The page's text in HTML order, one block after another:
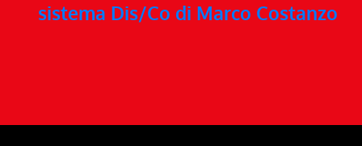
sistema Dis/Co di Marco Costanzo